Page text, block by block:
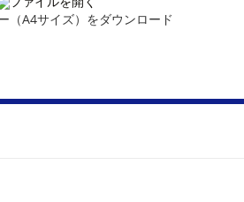
（A4サイズ）をダウンロード